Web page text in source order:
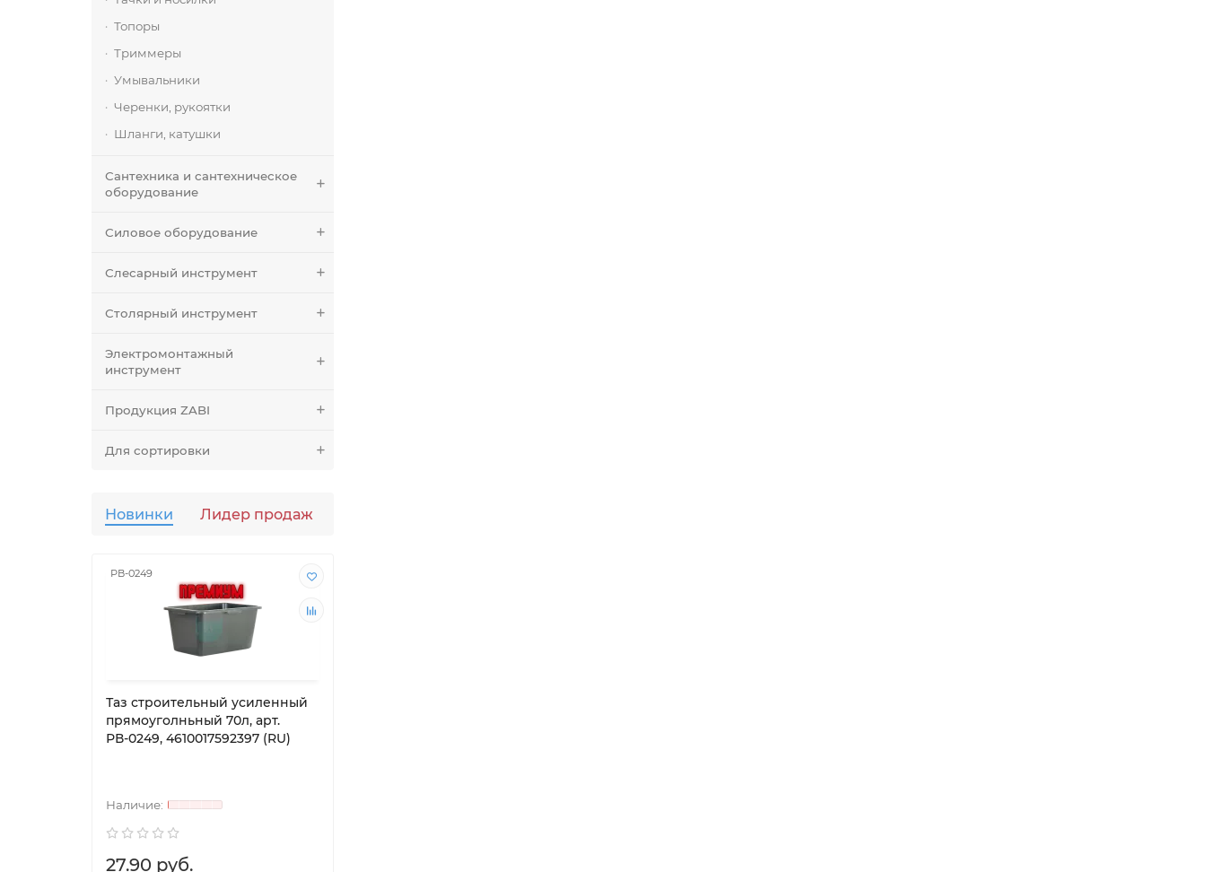
Топоры
Триммеры
Умывальники
Черенки, рукоятки
Шланги, катушки
Сантехника и сантехническое
оборудование
Силовое оборудование
Слесарный инструмент
Столярный инструмент
Электромонтажный
инструмент
Продукция ZABI
Для сортировки
Новинки Лидер продаж
РВ-0249
Таз строительный усиленный
прямоуголньный 70л, арт.
РВ-0249, 4610017592397 (RU)
27.90 руб.